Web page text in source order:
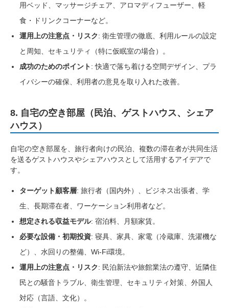
用ベッド、マッサージチェア、アロマディフューザー、軽
食・ドリンクコーナーなど。
運用上の注意点・リスク: 衛生管理の徹底、利用ルールの設定
と周知、セキュリティ（特に仮眠室の場合）。
成功のためのポイント: 快適で落ち着ける空間デザイン、プラ
イバシーの確保、利用者の意見を取り入れた改善。
8. 自宅の空き部屋（民泊、ゲストハウス、シェア
ハウス）
自宅の空き部屋を、旅行者向けの民泊、複数の滞在者が共同生活
を送るゲストハウスやシェアハウスとして活用するアイデアで
す。
ターゲット顧客層: 旅行者（国内外）、ビジネス出張者、学
生、長期滞在者、ワーケーション利用者など。
想定される収益モデル: 宿泊料、月額家賃。
必要な設備・初期投資: 寝具、家具、家電（冷蔵庫、洗濯機な
ど）、水回りの整備、Wi-Fi環境。
運用上の注意点・リスク: 民泊新法や旅館業法の遵守、近隣住
民との騒音トラブル、衛生管理、セキュリティ対策、外国人
対応（言語、文化）。